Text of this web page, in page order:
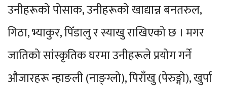
उनीहरूको पोसाक, उनीहरूको खाद्यान्न बनतरुल,
गिठा, भ्याकुर, पिँडालु र स्याखु राखिएको छ । मगर
जातिको सांस्कृतिक घरमा उनीहरूले प्रयोग गर्ने
औजारहरू न्हाङली (नाङ्ग्लो), पिराँखु (पेरुङ्गो), खुर्पा